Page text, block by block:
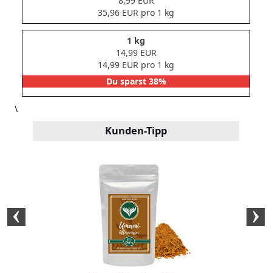
35,96 EUR pro 1 kg
1 kg
14,99 EUR
14,99 EUR pro 1 kg
Du sparst 38%
\
Kunden-Tipp